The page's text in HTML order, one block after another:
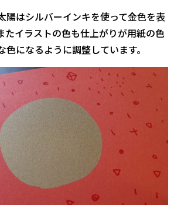
陽はシルバーインキを使って金色を表
たイラストの色も仕上がりが用紙の色
色になるように調整しています。